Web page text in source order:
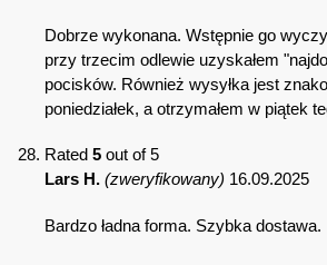
Dobrze wykonana. Wstępnie go
przy trzecim odlewie uzyskałem
pocisków. Również wysyłka jest
poniedziałek, a otrzymałem w piątek
Rated 5 out of 5
Lars H. (zweryfikowany) 16.09.2025
Bardzo ładna forma. Szybka dostawa.